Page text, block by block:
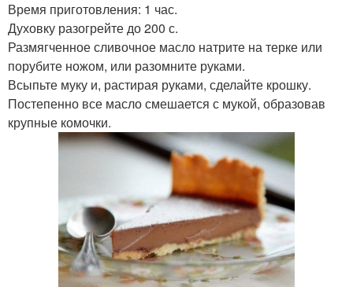
Время приготовления: 1 час.
Духовку разогрейте до 200 с.
Размягченное сливочное масло натрите на терке или
порубите ножом, или разомните руками.
Всыпьте муку и, растирая руками, сделайте крошку.
Постепенно все масло смешается с мукой, образовав
крупные комочки.